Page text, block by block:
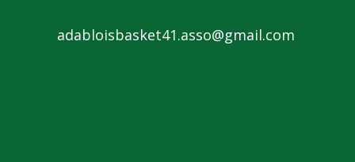
adabloisbasket41.asso@gmail.com